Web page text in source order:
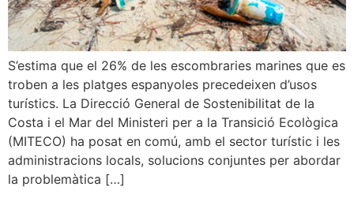
S’estima que el 26% de les escombraries marines que es
troben a les platges espanyoles precedeixen d’usos
turístics. La Direcció General de Sostenibilitat de la
Costa i el Mar del Ministeri per a la Transició Ecològica
(MITECO) ha posat en comú, amb el sector turístic i les
administracions locals, solucions conjuntes per abordar
la problemàtica […]